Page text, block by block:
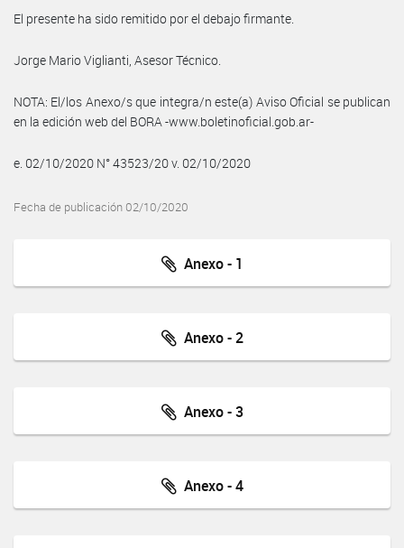
El presente ha sido remitido por el debajo firmante.
Jorge Mario Viglianti, Asesor Técnico.
NOTA: El/los Anexo/s que integra/n este(a) Aviso Oficial se publican
en la edición web del BORA -www.boletinoficial.gob.ar-
e. 02/10/2020 N° 43523/20 v. 02/10/2020
Fecha de publicación 02/10/2020
Anexo - 1
Anexo - 2
Anexo - 3
Anexo - 4